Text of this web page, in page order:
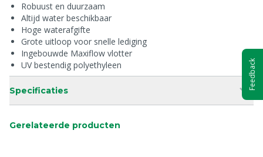
Robuust en duurzaam
Altijd water beschikbaar
Hoge waterafgifte
Grote uitloop voor snelle lediging
Ingebouwde Maxiflow vlotter
UV bestendig polyethyleen
Specificaties
Gerelateerde producten
Feedback